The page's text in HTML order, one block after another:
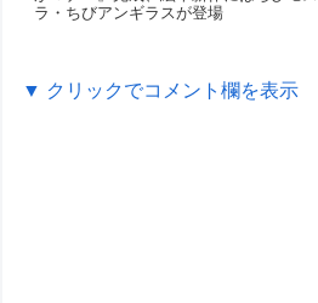
ラ・ちびアンギラスが登場
▼ クリックでコメント欄を表示